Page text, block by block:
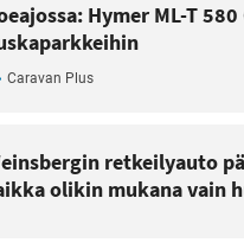
Hymer ML-T
Caravan Plus
retkeilyauto
olikin mukana vain